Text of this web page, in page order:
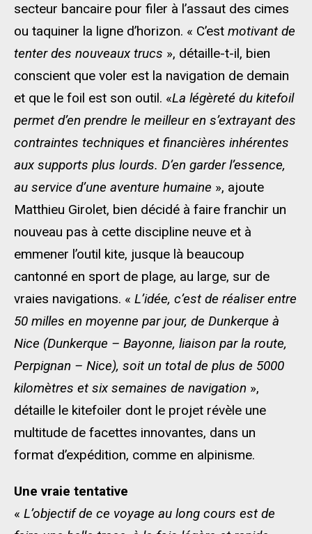
secteur bancaire pour filer à l’assaut des cimes
ou taquiner la ligne d’horizon. « C’est motivant de
tenter des nouveaux trucs », détaille-t-il, bien
conscient que voler est la navigation de demain
et que le foil est son outil. «La légèreté du kitefoil
permet d’en prendre le meilleur en s’extrayant des
contraintes techniques et financières inhérentes
aux supports plus lourds. D’en garder l’essence,
au service d’une aventure humaine », ajoute
Matthieu Girolet, bien décidé à faire franchir un
nouveau pas à cette discipline neuve et à
emmener l’outil kite, jusque là beaucoup
cantonné en sport de plage, au large, sur de
vraies navigations. « L’idée, c’est de réaliser entre
50 milles en moyenne par jour, de Dunkerque à
Nice (Dunkerque – Bayonne, liaison par la route,
Perpignan – Nice), soit un total de plus de 5000
kilomètres et six semaines de navigation »,
détaille le kitefoiler dont le projet révèle une
multitude de facettes innovantes, dans un
format d’expédition, comme en alpinisme.
Une vraie tentative
« L’objectif de ce voyage au long cours est de